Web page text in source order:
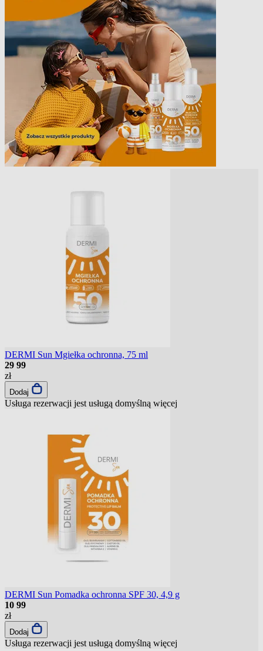
DERMI Sun Mgiełka ochronna, 75 ml
29 99
zł
Dodaj
Usługa rezerwacji jest usługą domyślną więcej
DERMI Sun Pomadka ochronna SPF 30, 4,9 g
10 99
zł
Dodaj
Usługa rezerwacji jest usługą domyślną więcej